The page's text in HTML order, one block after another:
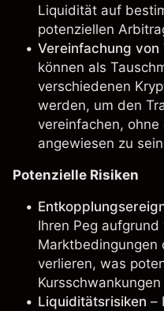
Liquidität auf
potenziellen
Vereinfachung von
können als
verschiedenen
werden, um den
vereinfachen,
angewiesen zu
Potenzielle Risiken
Ihren Peg
Marktbedingungen
verlieren, was
Liquiditätsrisiken –